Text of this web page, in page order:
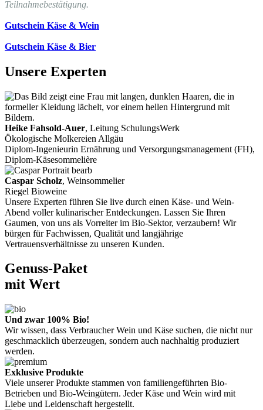
Teilnahmebestätigung.
Gutschein Käse & Wein
Gutschein Käse & Bier
Unsere Experten
Heike Fahsold-Auer, Leitung SchulungsWerk
Ökologische Molkereien Allgäu
Diplom-Ingenieurin Ernährung und Versorgungsmanagement (FH),
Diplom-Käsesommelière
Caspar Scholz, Weinsommelier
Riegel Bioweine
Unsere Experten führen Sie live durch einen Käse- und Wein-
Abend voller kulinarischer Entdeckungen. Lassen Sie Ihren
Gaumen, von uns als Vorreiter im Bio-Sektor, verzaubern! Wir
bürgen für Fachwissen, Qualität und langjährige
Vertrauensverhältnisse zu unseren Kunden.
Genuss-Paket
mit Wert
Und zwar 100% Bio!
Wir wissen, dass Verbraucher Wein und Käse suchen, die nicht nur
geschmacklich überzeugen, sondern auch nachhaltig produziert
werden.
Exklusive Produkte
Viele unserer Produkte stammen von familiengeführten Bio-
Betrieben und Bio-Weingütern. Jeder Käse und Wein wird mit
Liebe und Leidenschaft hergestellt.